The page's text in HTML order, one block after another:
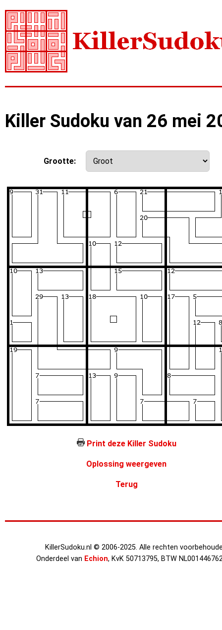
Killer Sudoku van 26 mei
Grootte:
Print deze Killer Sudoku
Oplossing weergeven
Terug
KillerSudoku.nl © 2006-2025. Alle rechten
Onderdeel van Echion, KvK 50713795, BTW